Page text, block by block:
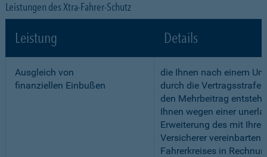
Leistungen des Xtra-Fahrer-Schutz
Leistung Details
Ausgleich von
finanziellen Einbußen
die Ihnen nach einem
durch die Vertragsstrafe
den Mehrbeitrag
Ihnen wegen einer
Erweiterung des mit
Versicherer vereinbarten
Fahrerkreises in